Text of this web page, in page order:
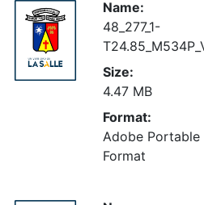
Name:
48_277_1-
Size:
4.47 MB
Format:
Adobe Portable
Format